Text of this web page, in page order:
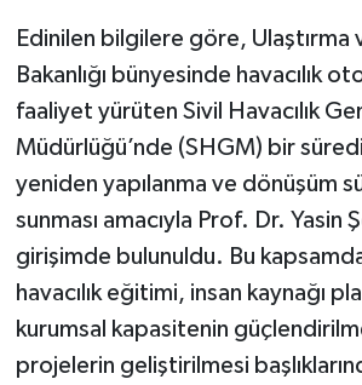
Edinilen bilgilere göre, Ulaştırma
Bakanlığı bünyesinde havacılık
faaliyet yürüten Sivil Havacılık
Müdürlüğü’nde (SHGM) bir
yeniden yapılanma ve dönüşüm
sunması amacıyla Prof. Dr. Yasin
girişimde bulunuldu. Bu
havacılık eğitimi, insan kaynağı
kurumsal kapasitenin
projelerin geliştirilmesi